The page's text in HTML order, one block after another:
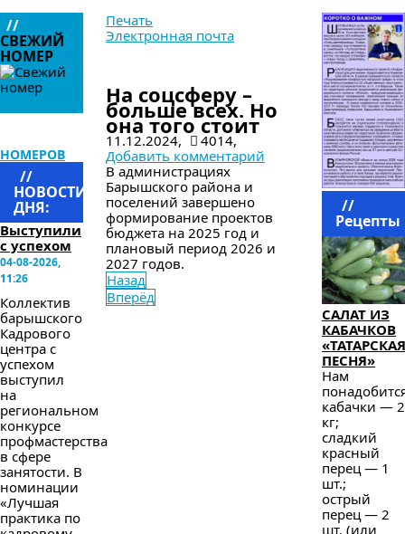
//
СВЕЖИЙ
НОМЕР
НОМЕРОВ
//
НОВОСТИ
ДНЯ:
Выступили
с успехом
04-08-2026,
11:26
Коллектив
барышского
Кадрового
центра с
успехом
выступил
на
региональном
конкурсе
профмастерства
в сфере
занятости. В
номинации
«Лучшая
практика по
Печать
Электронная почта
На соцсферу –
больше всех. Но
она того стоит
11.12.2024,
4014,
Добавить комментарий
В администрациях
Барышского района и
поселений завершено
формирование проектов
бюджета на 2025 год и
плановый период 2026 и
2027 годов.
Назад
Вперёд
//
Рецепты
САЛАТ ИЗ
КАБАЧКОВ
«ТАТАРСКАЯ
ПЕСНЯ»
Нам
кабачки — 2
кг;
сладкий
красный
перец — 1
шт.;
острый
перец — 2
шт. (или